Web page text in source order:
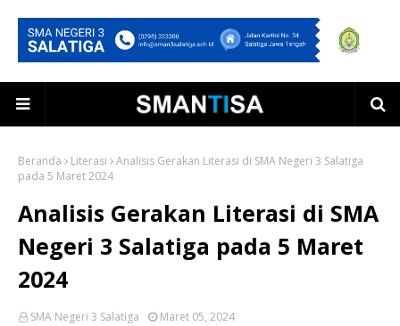
Beranda Literasi
Analisis Gerakan Literasi di SMA Negeri 3 Salatiga
pada 5 Maret 2024
Analisis Gerakan Literasi di SMA
Negeri 3 Salatiga pada 5 Maret
2024
SMA Negeri 3 Salatiga Maret 05, 2024